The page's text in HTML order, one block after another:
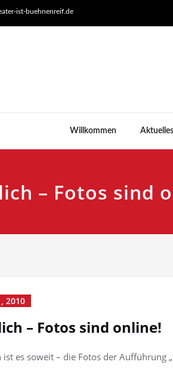
ist-buehnenreif.de
Willkommen Aktuelles
– Fotos sind
2010
– Fotos sind online!
ist es soweit – die Fotos der Aufführung